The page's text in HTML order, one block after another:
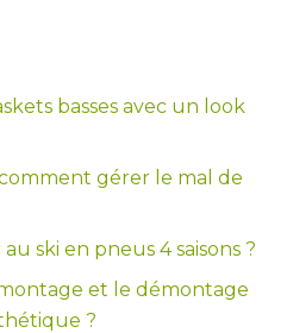
basses avec un look
gérer le mal de
ski en pneus 4 saisons ?
et le démontage
?